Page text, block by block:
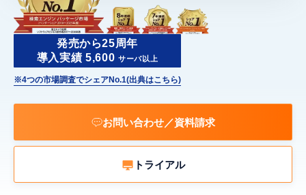
ホーム製品情報会社情報採用情報
お問い合わせ／資料請求
トライアル
発売から25周年
導入実績 5,600 サーバ以上
※4つの市場調査でシェアNo.1(出典はこちら)